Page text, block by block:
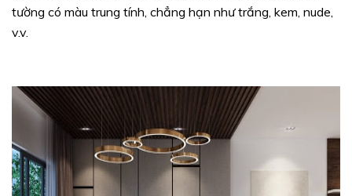
tường có màu trung tính, chẳng hạn như trắng, kem, nude,
v.v.